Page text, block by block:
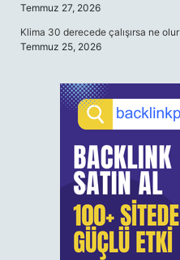
Temmuz 27, 2026
Klima 30 derecede çalışırsa ne
Temmuz 25, 2026